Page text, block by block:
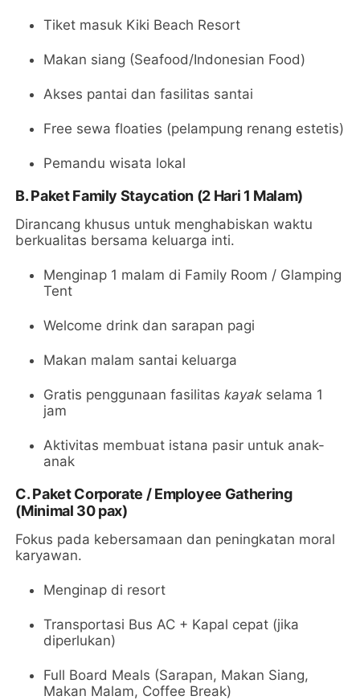
Tiket masuk Kiki Beach Resort
Makan siang (Seafood/Indonesian Food)
Akses pantai dan fasilitas santai
Free sewa floaties (pelampung renang estetis)
Pemandu wisata lokal
B. Paket Family Staycation (2 Hari 1 Malam)
Dirancang khusus untuk menghabiskan waktu
berkualitas bersama keluarga inti.
Menginap 1 malam di Family Room / Glamping
Tent
Welcome drink dan sarapan pagi
Makan malam santai keluarga
Gratis penggunaan fasilitaskayak selama 1
jam
Aktivitas membuat istana pasir untuk anak-
anak
C. Paket Corporate / Employee Gathering
(Minimal 30 pax)
Fokus pada kebersamaan dan peningkatan moral
karyawan.
Menginap di resort
Transportasi Bus AC + Kapal cepat (jika
diperlukan)
Full Board Meals (Sarapan, Makan Siang,
Makan Malam, Coffee Break)